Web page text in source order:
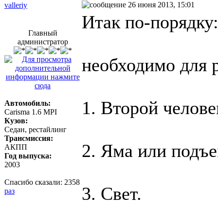
valleriy
26 июня 2013, 15:01
Главный
администратор
Автомобиль:
Carisma 1.6 MPI
Кузов:
Седан, рестайлинг
Трансмиссия:
АКПП
Год выпуска:
2003
Спасибо сказали: 2358
раз
Итак по-порядку:
необходимо для
1. Второй
2. Яма или
3. Свет.